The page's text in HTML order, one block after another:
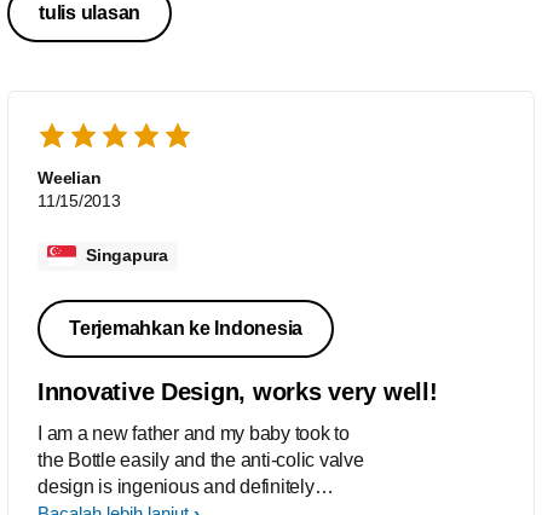
tulis ulasan
Weelian
11/15/2013
Singapura
Terjemahkan ke Indonesia
Innovative Design, works very well!
I am a new father and my baby took to
the Bottle easily and the anti-colic valve
design is ingenious and definitely